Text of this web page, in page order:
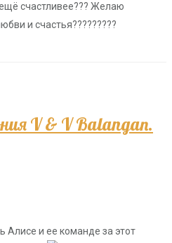
счастливее??? Желаю
и счастья?????????
V & V Balangan.
Алисе и ее команде за этот